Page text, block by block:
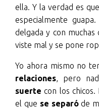
ella. Y la verdad es
especialmente guapa.
delgada y con
viste mal y se pone
Yo ahora mismo no
relaciones, pero
suerte con los chicos.
el que se separóde